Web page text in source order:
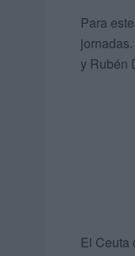
Para
y Rubén
El Ceuta